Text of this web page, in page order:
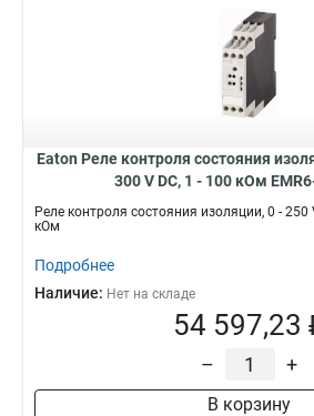
Eaton Реле контроля состояния
300 V DC, 1 - 100 кОм
Реле контроля состояния изоляции, 0 - 250
кОм
Подробнее
Наличие: Нет на складе
54 597,23
– +
В корзину